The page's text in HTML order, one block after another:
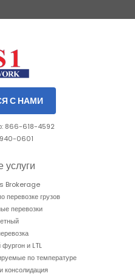
С НАМИ
866-618-4592
0601
Brokerage
перевозке грузов
перевозки
и LTL
по температуре
консолидация